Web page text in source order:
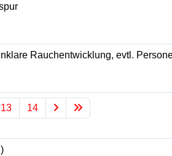
Rauchentwicklung, evtl.
13 14
)